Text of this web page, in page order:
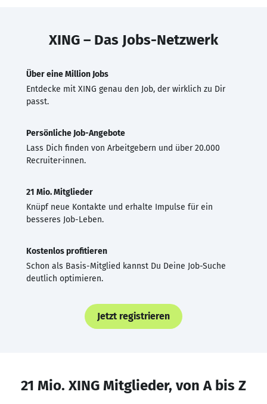
XING – Das Jobs-Netzwerk
Über eine Million Jobs
Entdecke mit XING genau den Job, der wirklich zu Dir
passt.
Persönliche Job-Angebote
Lass Dich finden von Arbeitgebern und über 20.000
Recruiter·innen.
21 Mio. Mitglieder
Knüpf neue Kontakte und erhalte Impulse für ein
besseres Job-Leben.
Kostenlos profitieren
Schon als Basis-Mitglied kannst Du Deine Job-Suche
deutlich optimieren.
Jetzt registrieren
21 Mio. XING Mitglieder, von A bis Z